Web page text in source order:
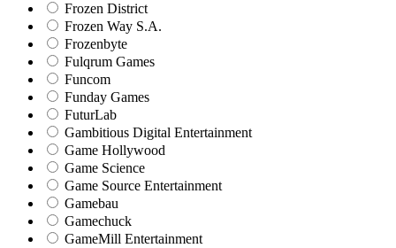
Frozen District
Frozen Way S.A.
Frozenbyte
Fulqrum Games
Funcom
Funday Games
FuturLab
Gambitious Digital Entertainment
Game Hollywood
Game Science
Game Source Entertainment
Gamebau
Gamechuck
GameMill Entertainment